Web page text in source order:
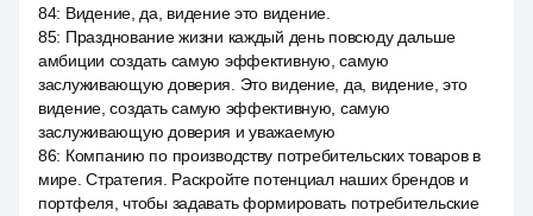
84: Видение, да, видение это видение.
85: Празднование жизни каждый день повсюду дальше
амбиции создать самую эффективную, самую
заслуживающую доверия. Это видение, да, видение, это
видение, создать самую эффективную, самую
заслуживающую доверия и уважаемую
86: Компанию по производству потребительских товаров в
мире. Стратегия. Раскройте потенциал наших брендов и
портфеля, чтобы задавать формировать потребительские